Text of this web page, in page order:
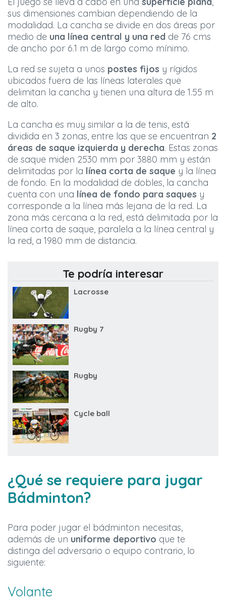
sus dimensiones cambian dependiendo de la
modalidad. La cancha se divide en dos áreas por
medio de una línea central y una red de 76 cms
de ancho por 6.1 m de largo como mínimo.
La red se sujeta a unos postes fijos y rígidos
ubicados fuera de las líneas laterales que
delimitan la cancha y tienen una altura de 1.55 m
de alto.
La cancha es muy similar a la de tenis, está
dividida en 3 zonas, entre las que se encuentran 2
áreas de saque izquierda y derecha. Estas zonas
de saque miden 2530 mm por 3880 mm y están
delimitadas por la línea corta de saque y la línea
de fondo. En la modalidad de dobles, la cancha
cuenta con una línea de fondo para saques y
corresponde a la línea más lejana de la red. La
zona más cercana a la red, está delimitada por la
línea corta de saque, paralela a la línea central y
la red, a 1980 mm de distancia.
Te podría interesar
Lacrosse
Rugby 7
Rugby
Cycle ball
¿Qué se requiere para jugar
Bádminton?
Para poder jugar el bádminton necesitas,
además de un uniforme deportivo que te
distinga del adversario o equipo contrario, lo
siguiente:
Volante